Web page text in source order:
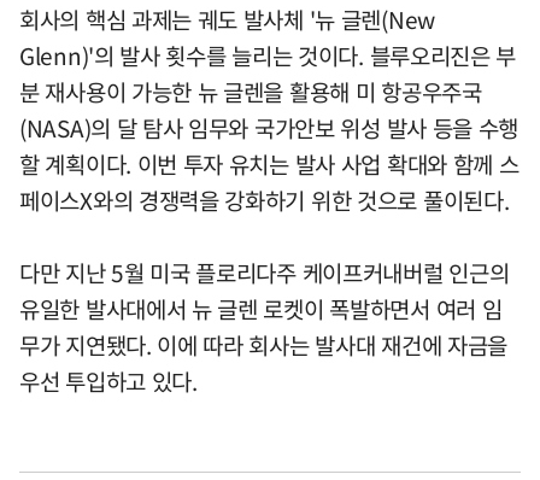
회사의 핵심 과제는 궤도 발사체 '뉴 글렌(New
Glenn)'의 발사 횟수를 늘리는 것이다. 블루오리진은 부
분 재사용이 가능한 뉴 글렌을 활용해 미 항공우주국
(NASA)의 달 탐사 임무와 국가안보 위성 발사 등을 수행
할 계획이다. 이번 투자 유치는 발사 사업 확대와 함께 스
페이스X와의 경쟁력을 강화하기 위한 것으로 풀이된다.
다만 지난 5월 미국 플로리다주 케이프커내버럴 인근의
유일한 발사대에서 뉴 글렌 로켓이 폭발하면서 여러 임
무가 지연됐다. 이에 따라 회사는 발사대 재건에 자금을
우선 투입하고 있다.